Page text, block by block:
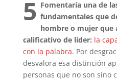
5 Fomentaría una de
fundamentales que
hombre o mujer que
calificativo de líder: la
con la palabra. Por
desvalora esa distinción
personas que no son sino